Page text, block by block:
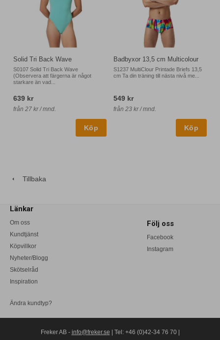
Solid Tri Back Wave
S0107 Solid Tri Back Wave
(Observera att färgerna är något
starkare än vad...
639 kr
från 27 kr / mnd.
Badbyxor 13,5 cm Multicolour
S1237 MultiClour Printade Briefs 13,5
cm Ta din träning till nästa nivå me...
549 kr
från 23 kr / mnd.
Tillbaka
Länkar
Om oss
Kundtjänst
Köpvillkor
Nyheter/Blogg
Skötselråd
Inspiration
Ändra kundtyp?
Följ oss
Facebook
Instagram
Freker AB - info@freker.se | Tel: +46 (0)42-34 76 70 |